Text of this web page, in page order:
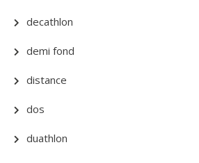
decathlon
demi fond
distance
dos
duathlon